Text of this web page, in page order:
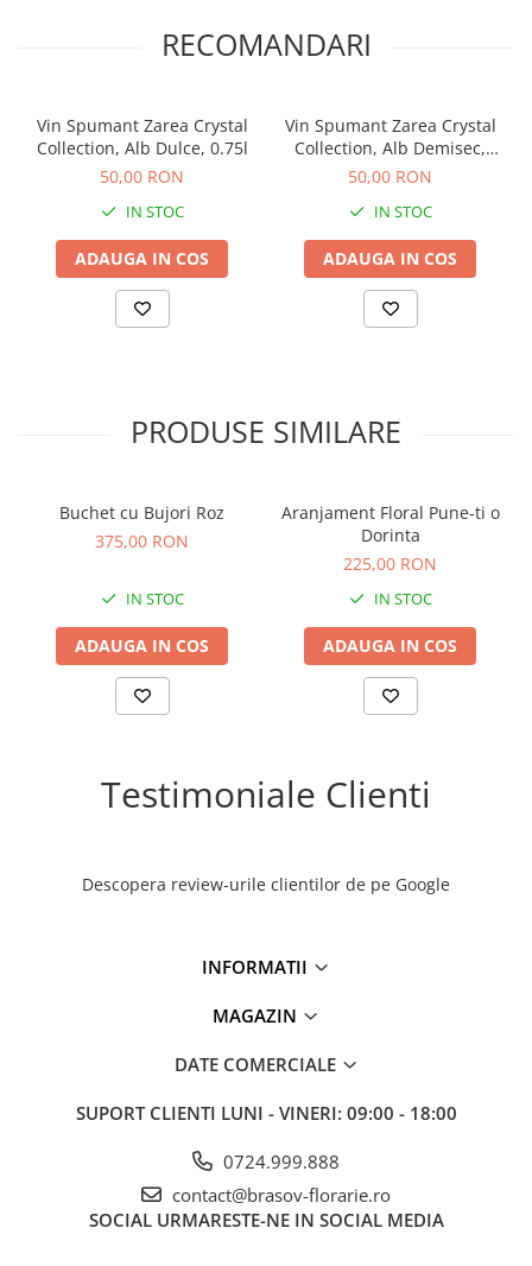
RECOMANDARI
Vin Spumant Zarea Crystal
Collection, Alb Dulce, 0.75l
50,00 RON
IN STOC
ADAUGA IN COS
Vin Spumant Zarea Crystal
Collection, Alb Demisec,
0.75l
50,00 RON
IN STOC
ADAUGA IN COS
PRODUSE SIMILARE
Buchet cu Bujori Roz
375,00 RON
IN STOC
ADAUGA IN COS
Aranjament Floral Pune-ti o
Dorinta
225,00 RON
IN STOC
ADAUGA IN COS
Testimoniale Clienti
Descopera review-urile clientilor de pe Google
INFORMATII
MAGAZIN
DATE COMERCIALE
SUPORT CLIENTI LUNI - VINERI: 09:00 - 18:00
0724.999.888
contact@brasov-florarie.ro
SOCIAL URMARESTE-NE IN SOCIAL MEDIA